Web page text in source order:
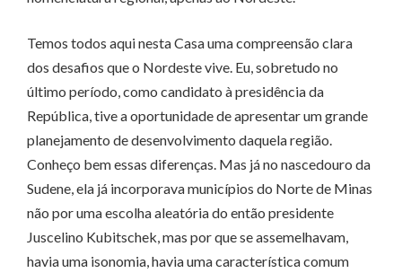
Temos todos aqui nesta Casa uma compreensão clara
dos desafios que o Nordeste vive. Eu, sobretudo no
último período, como candidato à presidência da
República, tive a oportunidade de apresentar um grande
planejamento de desenvolvimento daquela região.
Conheço bem essas diferenças. Mas já no nascedouro da
Sudene, ela já incorporava municípios do Norte de Minas
não por uma escolha aleatória do então presidente
Juscelino Kubitschek, mas por que se assemelhavam,
havia uma isonomia, havia uma característica comum